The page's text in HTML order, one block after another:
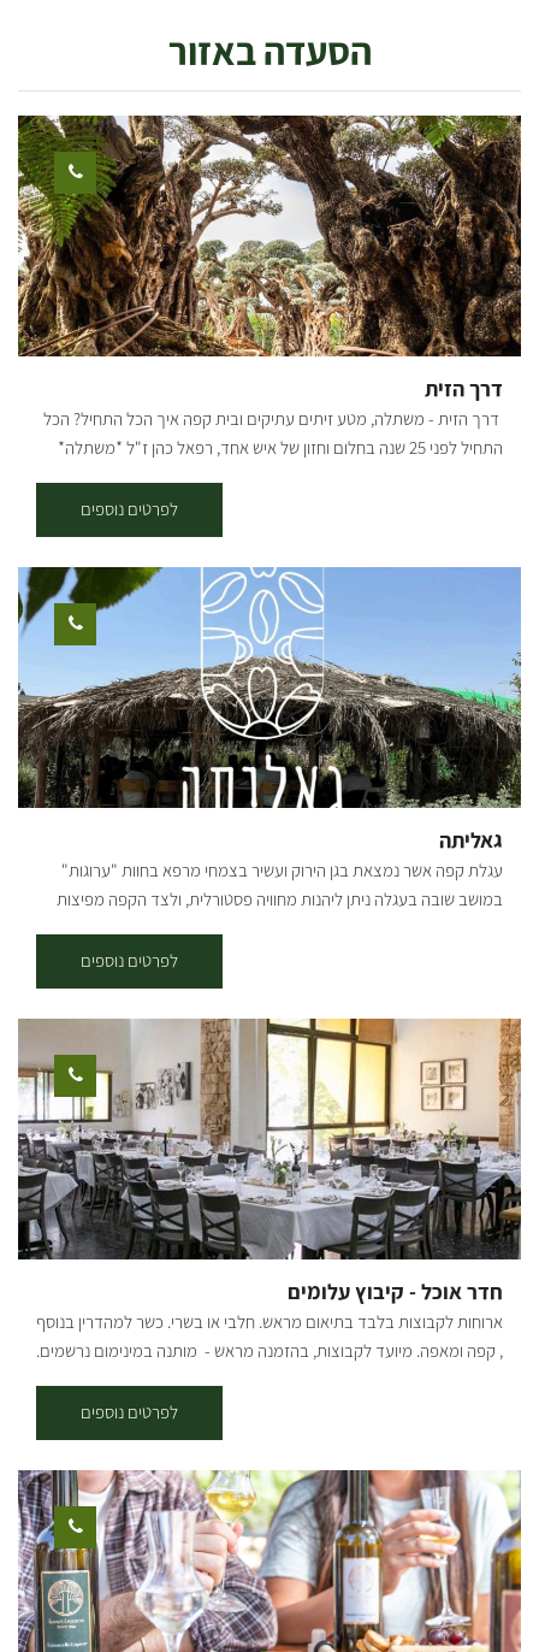
נפרדות וכן אולם התכנסות ומשחקייה לילדים. במקום חניות לנכים, שבילים
מרווחים ושירותי נכים עם מאחזים. ישנן דירות מונגשות לנכים, וכך גם בית
בעלומים לפרטיים פתוח רק באמצע שבוע. קבוצות, חיילים ועובדים -
יכולים להזמין גם לסופ"ש. תודה על ההבנה, צוות תיירות עלומים.
הסעדה באזור
דרך הזית
דרך הזית - משתלה, מטע זיתים עתיקים ובית קפה איך הכל התחיל? הכל
התחיל לפני 25 שנה בחלום וחזון של איש אחד, רפאל כהן ז"ל *משתלה*
תמיר שהיה אחרי שירות צבאי לנהל את המשתלה. עם חזון ואמונה הקים
תמיר משתלה שמגדלת צמחים ומשווקת למשתלות בכל רחבי הארץ.. לפני
כשמונה שנים כאשר רצה לקנות עץ זית לביתו, פיתח תמיר אהבה לעצי
הזית, והחל באוסף עצי הזית, שהפך לאוסף הגדול בארץ! עם התפרצות
הקורונה החליט תמיר לפתוח את משתלת הבוטיק ״דרך הזית״ שבמרכזה
בית קפה, בו ניתן להנות ממגוון ארוחות, כמו ארוחות בוקר, פיצות, פוקצ’ות,
טוסטים, סלטים וכו׳.. קיימים אצלנו מגוון גדול של עצים בוגרים
וצעירים-ליצ'י מנגו אבוקדו ועוד שפע רב של עצי פרי. במטע זיתים ישנן
פינות חמד לישיבה, לבילוי זוגי או משפחתי. אפשר לאסוף מבית הקפה שלנו
שייקים/ מיצים סחוטים/ קפה ולרדת למטע הצמוד להנות בצלם של עצי
הזית והפרי באוירה עתיקה. אתם מוזמנים לחוויה של צמחים - אוכל - אהבה
לפרטים נוספים
גאליתה
עגלת קפה אשר נמצאת בגן הירוק ועשיר בצמחי מרפא בחוות "ערוגות"
במושב שובה בעגלה ניתן ליהנות מחוויה פסטורלית, ולצד הקפה מפיצות
לפרטים נוספים
חדר אוכל - קיבוץ עלומים
ארוחות לקבוצות בלבד בתיאום מראש. חלבי או בשרי. כשר למהדרין בנוסף
, קפה ומאפה. מיועד לקבוצות, בהזמנה מראש - מותנה במינימום נרשמים.
לפרטים נוספים